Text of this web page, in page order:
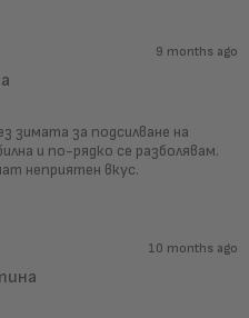
9 months ago
зимата за подсилване на
и по-рядко се разболявам.
неприятен вкус.
10 months ago